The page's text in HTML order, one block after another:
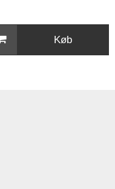
Køb